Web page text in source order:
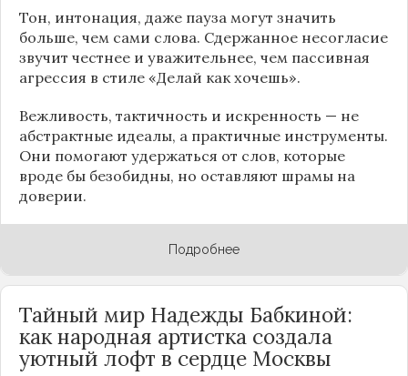
Тон, интонация, даже пауза могут значить
больше, чем сами слова. Сдержанное несогласие
звучит честнее и уважительнее, чем пассивная
агрессия в стиле «Делай как хочешь».
Вежливость, тактичность и искренность — не
абстрактные идеалы, а практичные инструменты.
Они помогают удержаться от слов, которые
вроде бы безобидны, но оставляют шрамы на
доверии.
Подробнее
Тайный мир Надежды Бабкиной:
как народная артистка создала
уютный лофт в сердце Москвы